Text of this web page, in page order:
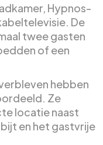
Hypnos-
De
twee gasten
of een
hebben
Ze
locatie naast
en het gastvrije